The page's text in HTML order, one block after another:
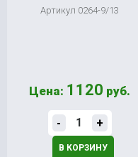
Артикул 0264-9/13
Цена: 1120 руб.
- +
В КОРЗИНУ